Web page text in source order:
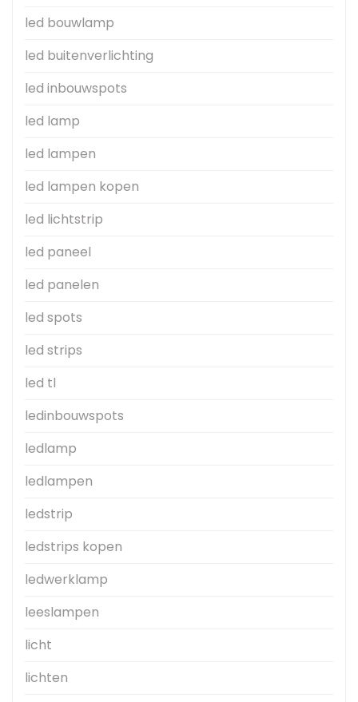
led bouwlamp
led buitenverlichting
led inbouwspots
led lamp
led lampen
led lampen kopen
led lichtstrip
led paneel
led panelen
led spots
led strips
led tl
ledinbouwspots
ledlamp
ledlampen
ledstrip
ledstrips kopen
ledwerklamp
leeslampen
licht
lichten